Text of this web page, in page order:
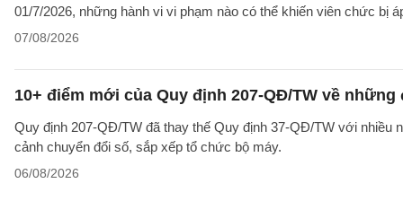
01/7/2026, những hành vi vi phạm nào có thể khiến viên chức bị
07/08/2026
10+ điểm mới của Quy định 207-QĐ/TW về
Quy định 207-QĐ/TW đã thay thế Quy định 37-QĐ/TW với
cảnh chuyển đổi số, sắp xếp tổ chức bộ máy.
06/08/2026